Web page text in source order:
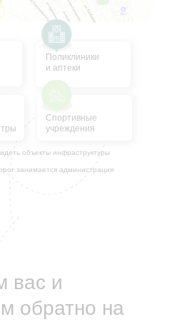
Поликлиники
и аптеки
Спортивные
учреждения
объекты инфраструктуры
занимается администрация
вас и
обратно на